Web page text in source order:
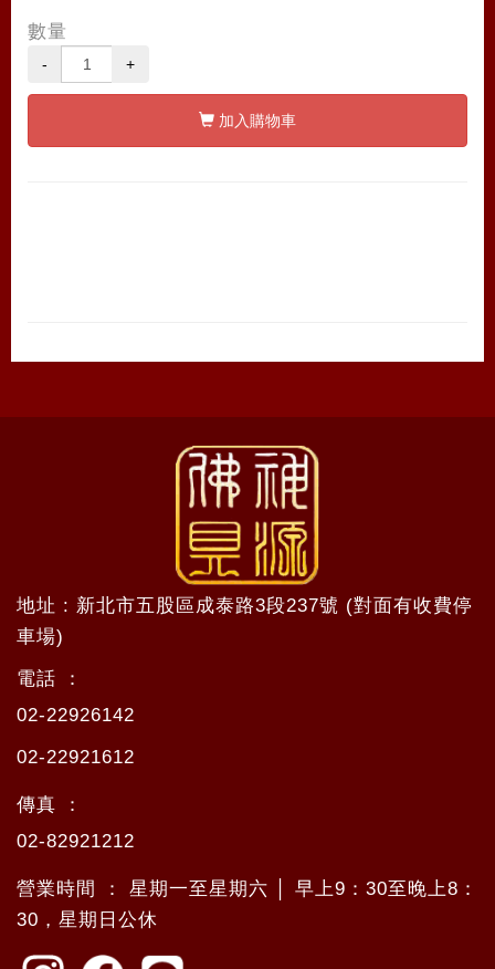
數量
- +
加入購物車
地址 : 新北市五股區成泰路3段237號 (對面有收費停
車場)
電話 ：
02-22926142
02-22921612
傳真 ：
02-82921212
營業時間 ： 星期一至星期六 │ 早上9：30至晚上8：
30，星期日公休